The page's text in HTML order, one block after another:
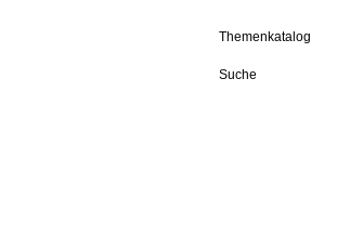
Themenkatalog
Suche